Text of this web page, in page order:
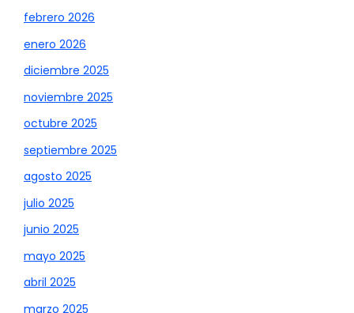
febrero 2026
enero 2026
diciembre 2025
noviembre 2025
octubre 2025
septiembre 2025
agosto 2025
julio 2025
junio 2025
mayo 2025
abril 2025
marzo 2025